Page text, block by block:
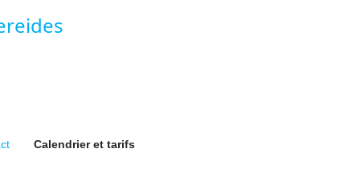
Calendrier et tarifs